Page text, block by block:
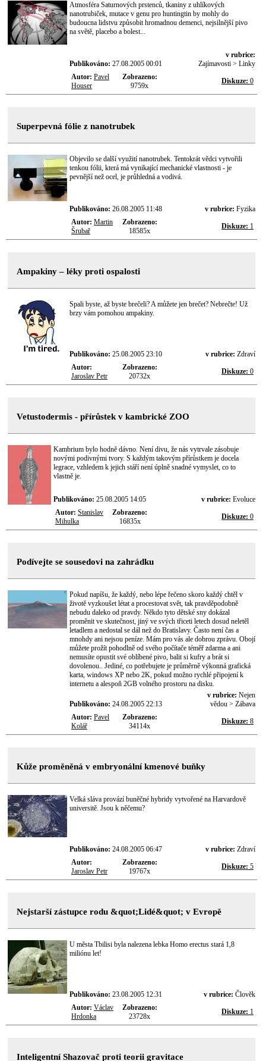
Atmosféra Saturnových prstenců, tkaniny z uhlíkových
nanotrubiček, mutace v genu pro huntingtin by mohly do
budoucna lidstvu způsobit hromadnou demenci, nejsilnější pivo
na světě, placebo a bolest...
Publikováno: 27.08.2005 00:01
v rubrice:
Zajímavosti > Linky
Autor: Pavel
Houser
Zobrazeno:
9759x
Diskuze: 0
Superpevná fólie z nanotrubek
Objevilo se další využití nanotrubek. Tentokrát vědci vytvořili
tenkou fólii, která má vynikající mechanické vlastnosti - je
pevnější než ocel, je průhledná a vodivá.
Publikováno: 26.08.2005 11:48 v rubrice: Fyzika
Autor: Martin
Šrubař
Zobrazeno:
18585x
Diskuze: 1
Ampakiny – léky proti ospalosti
Spali byste, až byste brečeli? A můžete jen brečet? Nebrečte! Už
brzy vám pomohou ampakiny.
Publikováno: 25.08.2005 23:10 v rubrice: Zdraví
Autor:
Jaroslav Petr
Zobrazeno:
20732x
Diskuze: 0
Vetustodermis - přírůstek v kambrické ZOO
Kambrium bylo hodně dávno. Není divu, že nás vytrvale zásobuje
novými podivnými tvory. S každým takovým přírůstkem je docela
legrace, vzhledem k jejich stáří není úplně snadné vymyslet, co to
vlastně je.
Publikováno: 25.08.2005 14:05 v rubrice: Evoluce
Autor: Stanislav
Mihulka
Zobrazeno:
16835x
Diskuze: 0
Podívejte se sousedovi na zahrádku
Pokud napíšu, že každý, nebo lépe řečeno skoro každý chtěl v
životě vyzkoušet létat a procestovat svět, tak pravděpodobně
nebudu daleko od pravdy. Někdo tyto dětské sny dokázal
proměnit ve skutečnost, jiný ve svých třiceti letech dosud neletěl
letadlem a nedostal se dál než do Bratislavy. Často není čas a
mnohdy ani nejsou peníze. Mám pro vás ale dobrou zprávu. Obojí
můžete prožít pohodlně od svého počítače téměř zdarma a ani
nemusíte opustit své oblíbené pivo, balit si kufry a brát si
dovolenou.. Jediné, co potřebujete je průměrně výkonná grafická
karta, windows XP nebo 2K, pokud možno rychlé připojení k
internetu a alespoň 2GB volného prostoru na disku.
Publikováno: 24.08.2005 22:13
v rubrice: Nejen
vědou > Zábava
Autor: Pavel
Kolář
Zobrazeno:
34114x
Diskuze: 8
Kůže proměněná v embryonální kmenové buňky
Velká sláva provází buněčné hybridy vytvořené na Harvardově
universitě. Jsou k něčemu?
Publikováno: 24.08.2005 06:47 v rubrice: Zdraví
Autor:
Jaroslav Petr
Zobrazeno:
19767x
Diskuze: 5
Nejstarší zástupce rodu &quot;Lidé&quot; v Evropě
U města Tbilisi byla nalezena lebka Homo erectus stará 1,8
miliónu let!
Publikováno: 23.08.2005 12:31 v rubrice: Člověk
Autor: Václav
Hrdonka
Zobrazeno:
23728x
Diskuze: 1
Inteligentní Shazovač proti teorii gravitace